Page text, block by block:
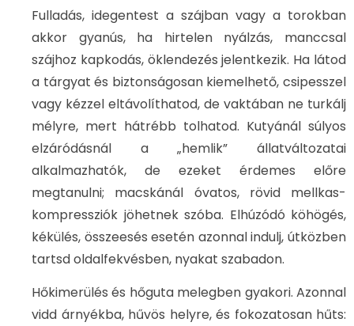
Fulladás, idegentest a szájban vagy a torokban
akkor gyanús, ha hirtelen nyálzás, manccsal
szájhoz kapkodás, öklendezés jelentkezik. Ha látod
a tárgyat és biztonságosan kiemelhető, csipesszel
vagy kézzel eltávolíthatod, de vaktában ne turkálj
mélyre, mert hátrébb tolhatod. Kutyánál súlyos
elzáródásnál a „hemlik” állatváltozatai
alkalmazhatók, de ezeket érdemes előre
megtanulni; macskánál óvatos, rövid mellkas-
kompressziók jöhetnek szóba. Elhúzódó köhögés,
kékülés, összeesés esetén azonnal indulj, útközben
tartsd oldalfekvésben, nyakat szabadon.
Hőkimerülés és hőguta melegben gyakori. Azonnal
vidd árnyékba, hűvös helyre, és fokozatosan hűts: